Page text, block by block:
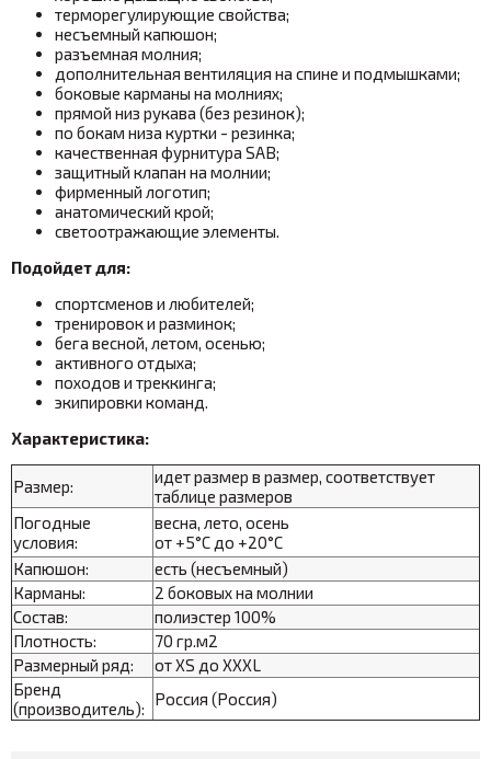
терморегулирующие свойства;
несъемный капюшон;
разъемная молния;
дополнительная вентиляция на спине и подмышками;
боковые карманы на молниях;
прямой низ рукава (без резинок);
по бокам низа куртки - резинка;
качественная фурнитура SAB;
защитный клапан на молнии;
фирменный логотип;
анатомический крой;
светоотражающие элементы.
Подойдет для:
спортсменов и любителей;
тренировок и разминок;
бега весной, летом, осенью;
активного отдыха;
походов и треккинга;
экипировки команд.
Характеристика:
Размер:
идет размер в размер, соответствует
таблице размеров
Погодные
условия:
весна, лето, осень
от +5°С до +20°С
Капюшон:
есть (несъемный)
Карманы:
2 боковых на молнии
Состав:
полиэстер 100%
Плотность:
70 гр.м2
Размерный ряд:
от XS до XXXL
Бренд
(производитель):
Россия (Россия)